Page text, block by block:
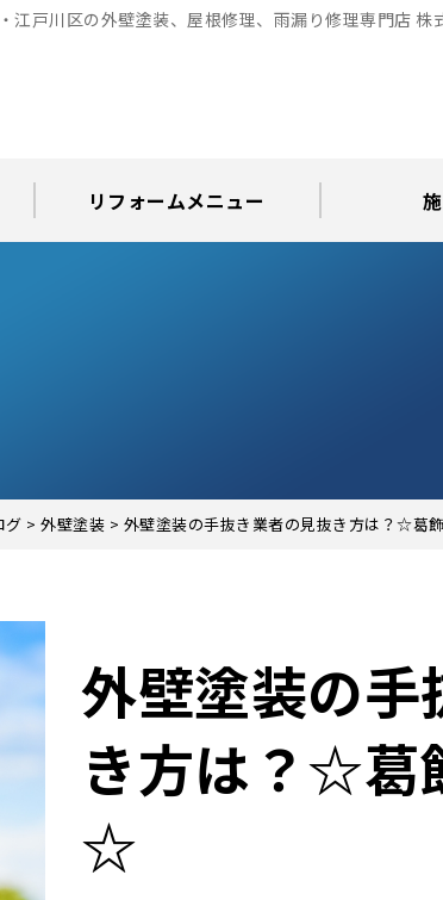
戸川区の外壁塗装、屋根修理、雨漏り修理専門店 株
リフォームメニュー
グ > 外壁塗装 > 外壁塗装の手抜き業者の見抜き方は？☆葛
外壁塗装の手
き方は？☆葛
☆